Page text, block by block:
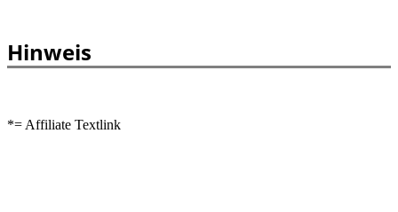
Hinweis
*= Affiliate Textlink